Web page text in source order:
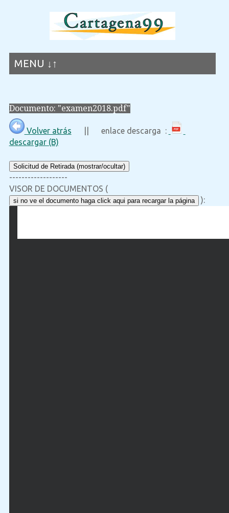
MENU ↓↑
Documento: "examen2018.pdf"
Volver atrás || enlace descarga :
descargar (B)
Solicitud de Retirada (mostrar/ocultar)
-------------------
VISOR DE DOCUMENTOS (
si no ve el documento haga click aqui para recargar la página ):